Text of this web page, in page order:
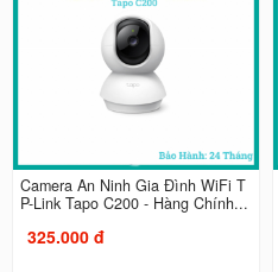
Camera An Ninh Gia Đình WiFi T
P-Link Tapo C200 - Hàng Chính...
325.000 đ